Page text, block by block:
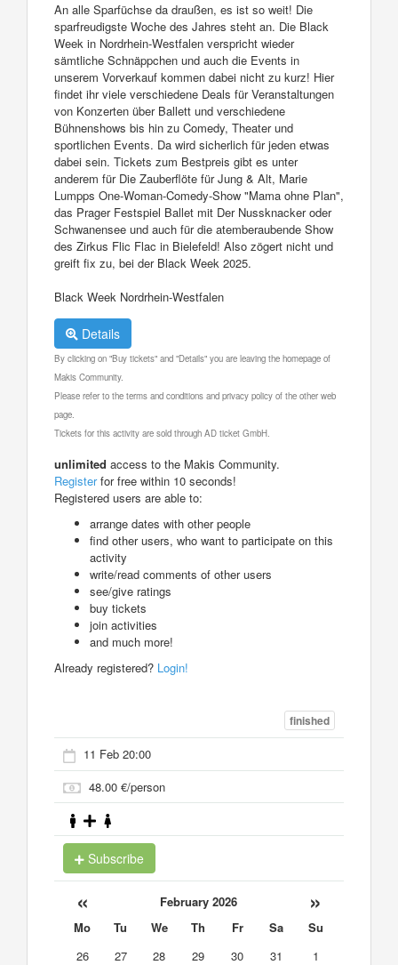
An alle Sparfüchse da draußen, es ist so weit! Die
sparfreudigste Woche des Jahres steht an. Die Black
Week in Nordrhein-Westfalen verspricht wieder
sämtliche Schnäppchen und auch die Events in
unserem Vorverkauf kommen dabei nicht zu kurz! Hier
findet ihr viele verschiedene Deals für Veranstaltungen
von Konzerten über Ballett und verschiedene
Bühnenshows bis hin zu Comedy, Theater und
sportlichen Events. Da wird sicherlich für jeden etwas
dabei sein. Tickets zum Bestpreis gibt es unter
anderem für Die Zauberflöte für Jung & Alt, Marie
Lumpps One-Woman-Comedy-Show "Mama ohne Plan",
das Prager Festspiel Ballet mit Der Nussknacker oder
Schwanensee und auch für die atemberaubende Show
des Zirkus Flic Flac in Bielefeld! Also zögert nicht und
greift fix zu, bei der Black Week 2025.
Black Week Nordrhein-Westfalen
Details
By clicking on "Buy tickets" and "Details" you are leaving the homepage of
Makis Community.
Please refer to the terms and conditions and privacy policy of the other web
page.
Tickets for this activity are sold through AD ticket GmbH.
unlimited access to the Makis Community.
Registerfor free within 10 seconds!
Registered users are able to:
arrange dates with other people
find other users, who want to participate on this
activity
write/read comments of other users
see/give ratings
buy tickets
join activities
and much more!
Already registered? Login!
finished
11 Feb 20:00
48.00 €/person
Subscribe
« February 2026 »
Mo Tu We Th Fr Sa
Su
26
27 28 29 30 31
1